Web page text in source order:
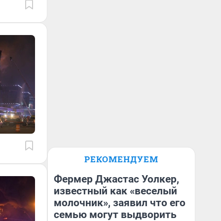
РЕКОМЕНДУЕМ
Фермер Джастас Уолкер,
известный как «веселый
молочник», заявил что его
семью могут выдворить